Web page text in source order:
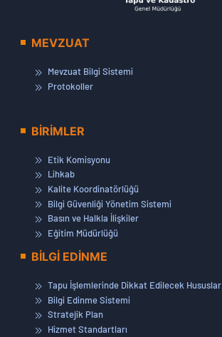
MEVZUAT
Mevzuat Bilgi Sistemi
Protokoller
BİRİMLER
Etik Komisyonu
Lihkab
Kalite Koordinatörlüğü
Bilgi Güvenliği Yönetim Sistemi
Basın ve Halkla İlişkiler
Eğitim Müdürlüğü
BİLGİ EDİNME
Tapu İşlemlerinde Dikkat Edilecek Hususlar
Bilgi Edinme Sistemi
Stratejik Plan
Hizmet Standartları